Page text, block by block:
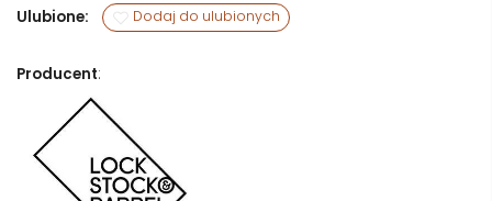
Ulubione: Dodaj do ulubionych
Producent: